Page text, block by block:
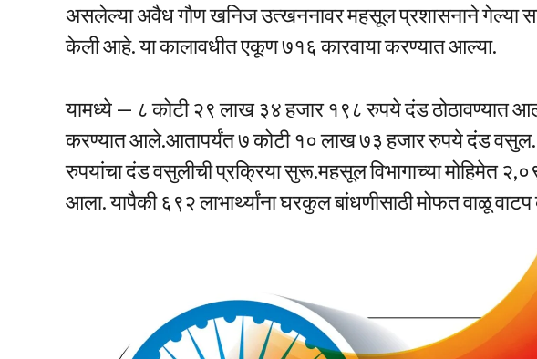
असलेल्या अवैध गौण खनिज उत्खननावर महसूल प्रशासनाने गेल्या सात
केली आहे. या कालावधीत एकूण ७१६ कारवाया करण्यात आल्या.
यामध्ये — ८ कोटी २९ लाख ३४ हजार १९८ रुपये दंड ठोठावण्यात
करण्यात आले.आतापर्यंत ७ कोटी १० लाख ७३ हजार रुपये दंड
रुपयांचा दंड वसुलीची प्रक्रिया सुरू.महसूल विभागाच्या मोहिमेत
आला. यापैकी ६९२ लाभार्थ्यांना घरकुल बांधणीसाठी मोफत वाळू